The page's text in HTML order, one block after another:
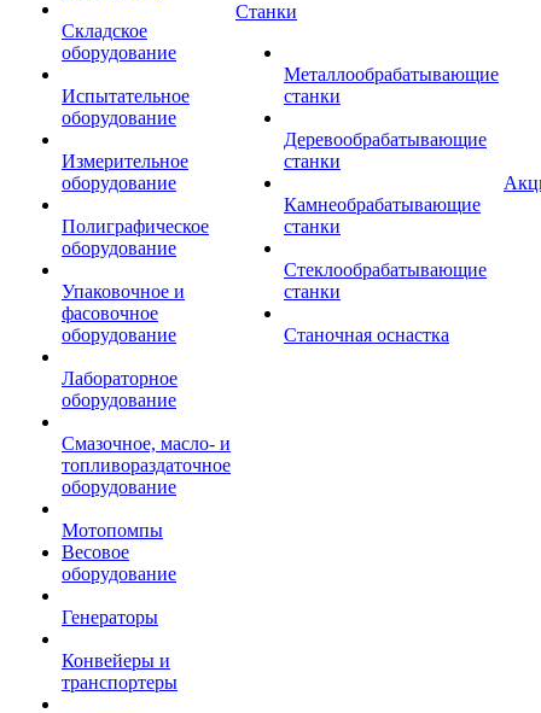
Складское
оборудование
Испытательное
оборудование
Измерительное
оборудование
Полиграфическое
оборудование
Упаковочное и
фасовочное
оборудование
Лабораторное
оборудование
Смазочное, масло- и
топливораздаточное
оборудование
Мотопомпы
Весовое
оборудование
Генераторы
Конвейеры и
транспортеры
Станки
Металлообрабатывающие
станки
Деревообрабатывающие
станки
Камнеобрабатывающие
станки
Стеклообрабатывающие
станки
Станочная оснастка